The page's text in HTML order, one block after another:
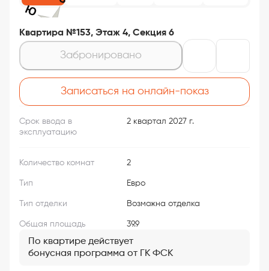
Квартира №153, Этаж 4, Секция 6
Забронировано
Записаться на онлайн-показ
Срок ввода в
эксплуатацию
2 квартал 2027 г.
Количество комнат 2
Тип Евро
Тип отделки Возможна отделка
Общая площадь 39.9
По квартире действует
бонусная программа от ГК ФСК